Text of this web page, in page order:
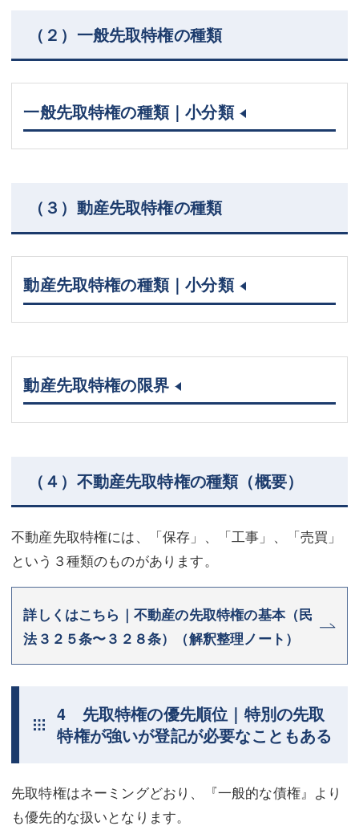
（２）一般先取特権の種類
一般先取特権の種類｜小分類
（３）動産先取特権の種類
動産先取特権の種類｜小分類
動産先取特権の限界
（４）不動産先取特権の種類（概要）
不動産先取特権には、「保存」、「工事」、「売買」
という３種類のものがあります。
詳しくはこちら｜不動産の先取特権の基本（民
法３２５条〜３２８条）（解釈整理ノート）
4 先取特権の優先順位｜特別の先取
特権が強いが登記が必要なこともある
先取特権はネーミングどおり、『一般的な債権』より
も優先的な扱いとなります。